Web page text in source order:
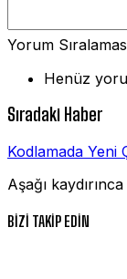
Yorum
Henüz
Sıradaki Haber
Kodlamada Yeni
Aşağı
BİZİ TAKİP EDİN